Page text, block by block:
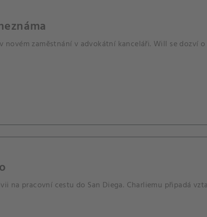
novém zaměstnání v advokátní kanceláři. Will se dozví o
na pracovní cestu do San Diega. Charliemu připadá